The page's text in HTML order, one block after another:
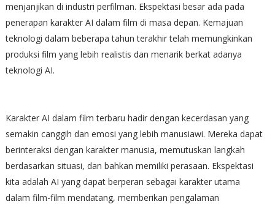
menjanjikan di industri perfilman. Ekspektasi besar ada pada
penerapan karakter AI dalam film di masa depan. Kemajuan
teknologi dalam beberapa tahun terakhir telah memungkinkan
produksi film yang lebih realistis dan menarik berkat adanya
teknologi AI.
Karakter AI dalam film terbaru hadir dengan kecerdasan yang
semakin canggih dan emosi yang lebih manusiawi. Mereka dapat
berinteraksi dengan karakter manusia, memutuskan langkah
berdasarkan situasi, dan bahkan memiliki perasaan. Ekspektasi
kita adalah AI yang dapat berperan sebagai karakter utama
dalam film-film mendatang, memberikan pengalaman